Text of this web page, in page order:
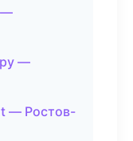
—
—
— Ростов-